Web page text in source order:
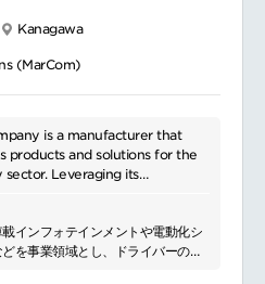
Kanagawa
(MarCom)
is a manufacturer that
products and solutions for the
sector. Leveraging its
automotive-related fields. With
focus on quality and reliability,
インフォテインメントや電動化シ
どを事業領域とし、ドライバーの運